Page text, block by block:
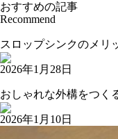
おすすめの記事
Recommend
スロップシンクのメ
2026年1月28日
おしゃれな外構をつく
2026年1月10日